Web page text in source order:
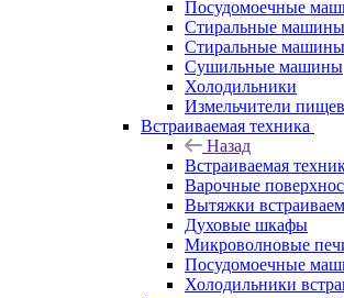
Посудомоечные
Стиральные машины
Стиральные
Сушильные машины
Холодильники
Измельчители
Встраиваемая техника
Назад
Встраиваемая
Варочные
Вытяжки
Духовые шкафы
Микроволновые
Посудомоечные
Холодильники